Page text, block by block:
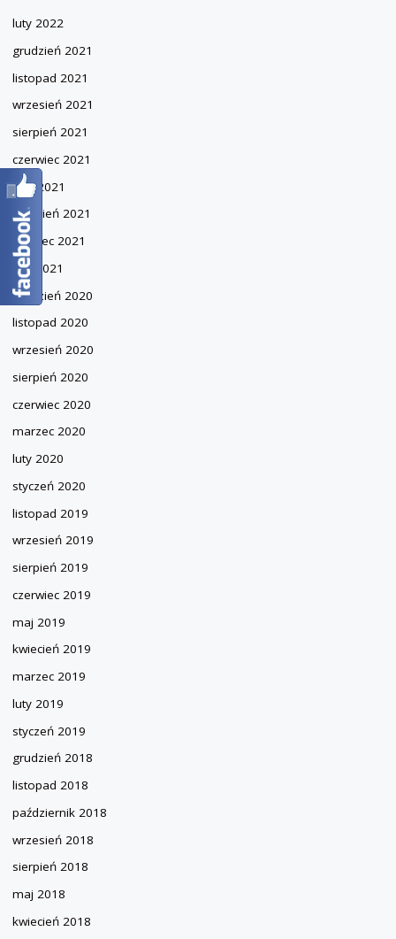
luty 2022
grudzień 2021
listopad 2021
wrzesień 2021
sierpień 2021
czerwiec 2021
maj 2021
kwiecień 2021
marzec 2021
luty 2021
grudzień 2020
listopad 2020
wrzesień 2020
sierpień 2020
czerwiec 2020
marzec 2020
luty 2020
styczeń 2020
listopad 2019
wrzesień 2019
sierpień 2019
czerwiec 2019
maj 2019
kwiecień 2019
marzec 2019
luty 2019
styczeń 2019
grudzień 2018
listopad 2018
październik 2018
wrzesień 2018
sierpień 2018
maj 2018
kwiecień 2018